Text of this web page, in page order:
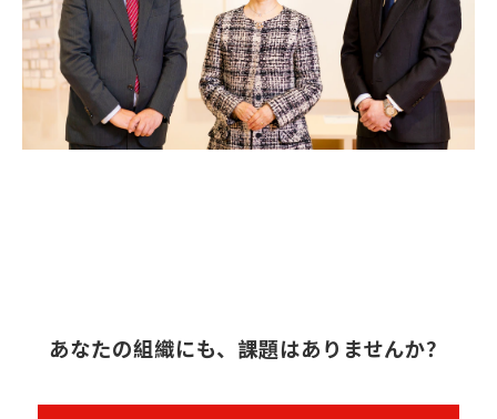
あなたの組織にも、課題はありませんか？